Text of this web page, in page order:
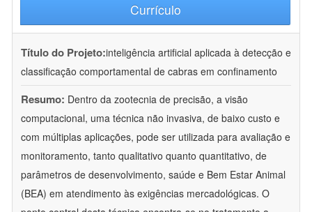
Currículo
Título do Projeto:inteligência artificial aplicada à detecção e
classificação comportamental de cabras em confinamento
Resumo: Dentro da zootecnia de precisão, a visão
computacional, uma técnica não invasiva, de baixo custo e
com múltiplas aplicações, pode ser utilizada para avaliação e
monitoramento, tanto qualitativo quanto quantitativo, de
parâmetros de desenvolvimento, saúde e Bem Estar Animal
(BEA) em atendimento às exigências mercadológicas. O